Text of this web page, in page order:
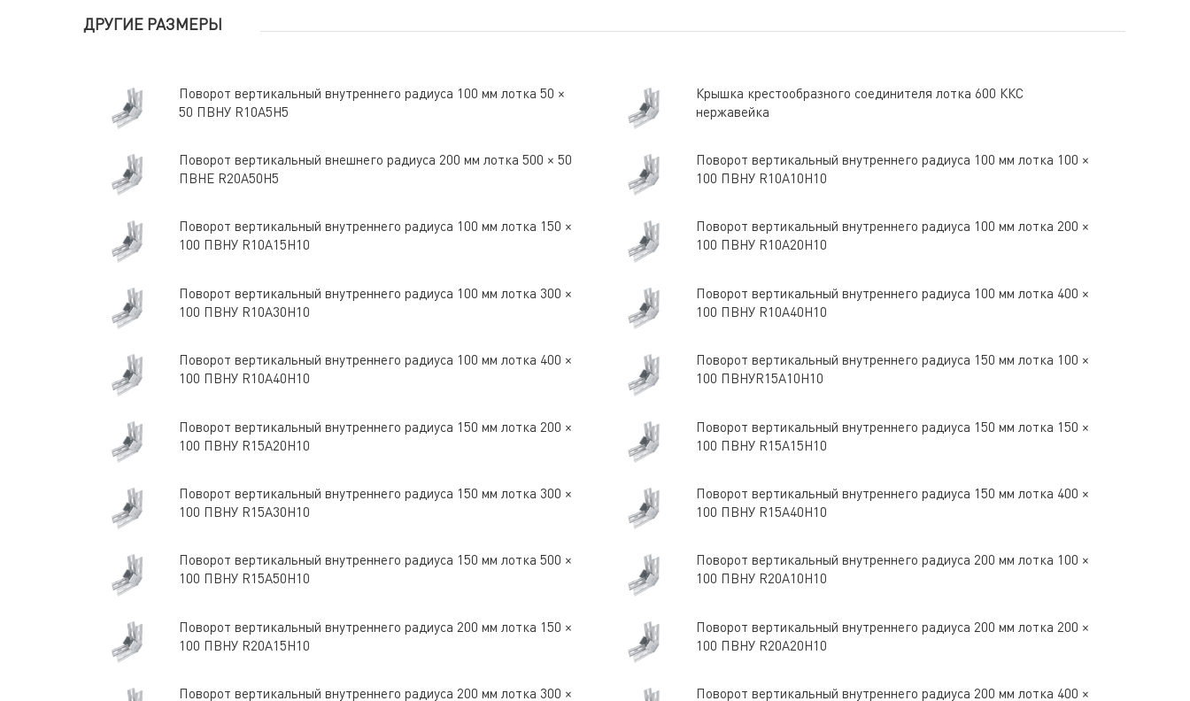
ДРУГИЕ РАЗМЕРЫ
Поворот вертикальный внутреннего радиуса 100 мм лотка 50 ×
50 ПВНУ R10A5H5
Крышка крестообразного соединителя лотка 600 ККС
нержавейка
Поворот вертикальный внешнего радиуса 200 мм лотка 500 × 50
ПВНЕ R20A50H5
Поворот вертикальный внутреннего радиуса 100 мм лотка 100 ×
100 ПВНУ R10A10H10
Поворот вертикальный внутреннего радиуса 100 мм лотка 150 ×
100 ПВНУ R10A15H10
Поворот вертикальный внутреннего радиуса 100 мм лотка 200 ×
100 ПВНУ R10A20H10
Поворот вертикальный внутреннего радиуса 100 мм лотка 300 ×
100 ПВНУ R10A30H10
Поворот вертикальный внутреннего радиуса 100 мм лотка 400 ×
100 ПВНУ R10A40H10
Поворот вертикальный внутреннего радиуса 100 мм лотка 400 ×
100 ПВНУ R10A40H10
Поворот вертикальный внутреннего радиуса 150 мм лотка 100 ×
100 ПВНУR15A10H10
Поворот вертикальный внутреннего радиуса 150 мм лотка 200 ×
100 ПВНУ R15A20H10
Поворот вертикальный внутреннего радиуса 150 мм лотка 150 ×
100 ПВНУ R15A15H10
Поворот вертикальный внутреннего радиуса 150 мм лотка 300 ×
100 ПВНУ R15A30H10
Поворот вертикальный внутреннего радиуса 150 мм лотка 400 ×
100 ПВНУ R15A40H10
Поворот вертикальный внутреннего радиуса 150 мм лотка 500 ×
100 ПВНУ R15A50H10
Поворот вертикальный внутреннего радиуса 200 мм лотка 100 ×
100 ПВНУ R20A10H10
Поворот вертикальный внутреннего радиуса 200 мм лотка 150 ×
100 ПВНУ R20A15H10
Поворот вертикальный внутреннего радиуса 200 мм лотка 200 ×
100 ПВНУ R20A20H10
Поворот вертикальный внутреннего радиуса 200 мм лотка 300 ×
Поворот вертикальный внутреннего радиуса 200 мм лотка 400 ×